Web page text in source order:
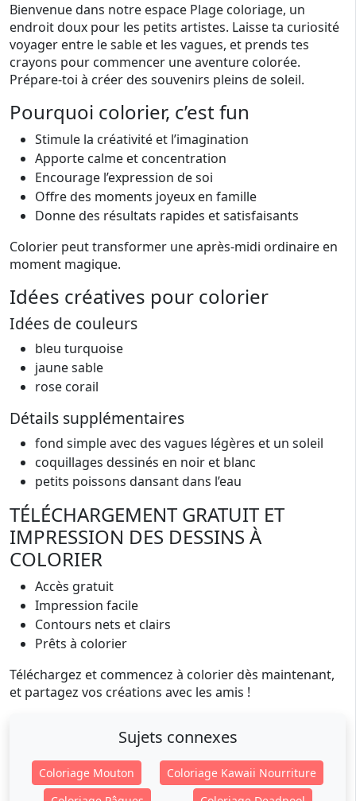
Bienvenue dans notre espace Plage coloriage, un
endroit doux pour les petits artistes. Laisse ta curiosité
voyager entre le sable et les vagues, et prends tes
crayons pour commencer une aventure colorée.
Prépare-toi à créer des souvenirs pleins de soleil.
Pourquoi colorier, c’est fun
Stimule la créativité et l’imagination
Apporte calme et concentration
Encourage l’expression de soi
Offre des moments joyeux en famille
Donne des résultats rapides et satisfaisants
Colorier peut transformer une après-midi ordinaire en
moment magique.
Idées créatives pour colorier
Idées de couleurs
bleu turquoise
jaune sable
rose corail
Détails supplémentaires
fond simple avec des vagues légères et un soleil
coquillages dessinés en noir et blanc
petits poissons dansant dans l’eau
TÉLÉCHARGEMENT GRATUIT ET
IMPRESSION DES DESSINS À
COLORIER
Accès gratuit
Impression facile
Contours nets et clairs
Prêts à colorier
Téléchargez et commencez à colorier dès maintenant,
et partagez vos créations avec les amis !
Sujets connexes
Coloriage Mouton
Coloriage Kawaii Nourriture